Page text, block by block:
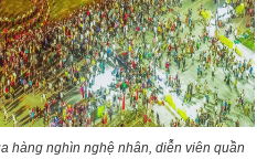
hàng nghìn nghệ nhân, diễn viên quần